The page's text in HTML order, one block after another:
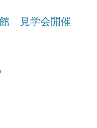
見学会開催